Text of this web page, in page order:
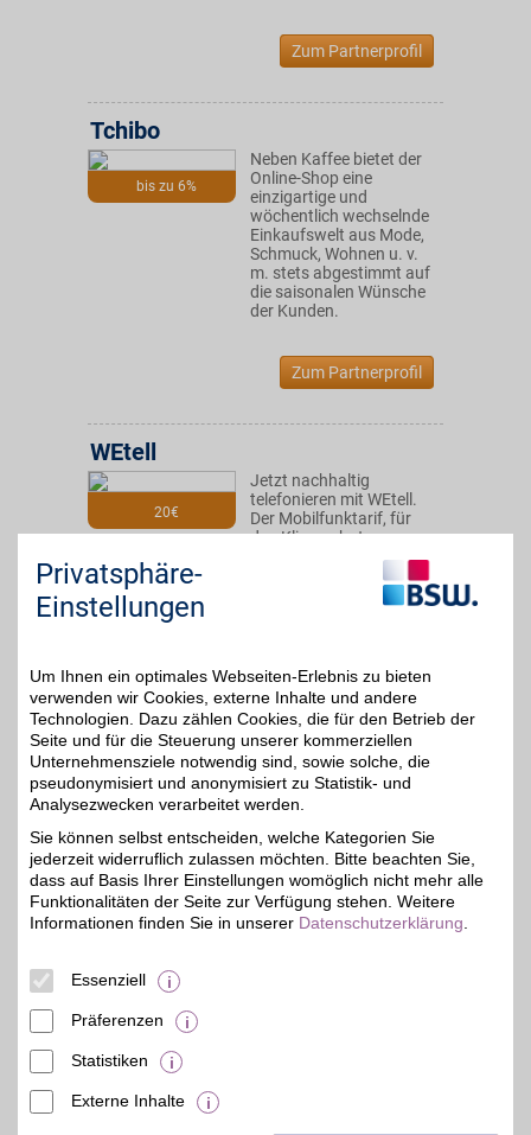
Zum Partnerprofil
bis zu 6%
Tchibo
Neben Kaffee bietet der
Online-Shop eine
einzigartige und
wöchentlich wechselnde
Einkaufswelt aus Mode,
Schmuck, Wohnen u. v.
m. stets abgestimmt auf
die saisonalen Wünsche
der Kunden.
Zum Partnerprofil
20€
WEtell
Jetzt nachhaltig
telefonieren mit WEtell.
Der Mobilfunktarif, für
den Klimaschutz,
Zum Partnerprofil
6%
Trendbox
Bei unserem Partner
wechselnden Trendboxen
sich selbst oder Ihre
Liebsten überraschen.
Mit jeder Box erhalten Sie
nachhaltige Produkte aus
den Bereichen Wellness &
Privatsphäre-
Einstellungen
Um Ihnen ein optimales Webseiten-Erlebnis zu bieten
verwenden wir Cookies, externe Inhalte und andere
Technologien. Dazu zählen Cookies, die für den Betrieb der
Seite und für die Steuerung unserer kommerziellen
Unternehmensziele notwendig sind, sowie solche, die
pseudonymisiert und anonymisiert zu Statistik- und
Analysezwecken verarbeitet werden.
Sie können selbst entscheiden, welche Kategorien Sie
jederzeit widerruflich zulassen möchten. Bitte beachten Sie,
dass auf Basis Ihrer Einstellungen womöglich nicht mehr alle
Funktionalitäten der Seite zur Verfügung stehen. Weitere
Informationen finden Sie in unserer Datenschutzerklärung
Essenziell
Präferenzen
Statistiken
Externe Inhalte